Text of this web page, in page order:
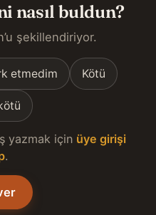
nasıl buldun?
şekillendiriyor.
etmedim Kötü
yazmak için üye girişi
.